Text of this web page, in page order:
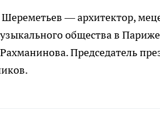
— архитектор,
общества в
Председатель